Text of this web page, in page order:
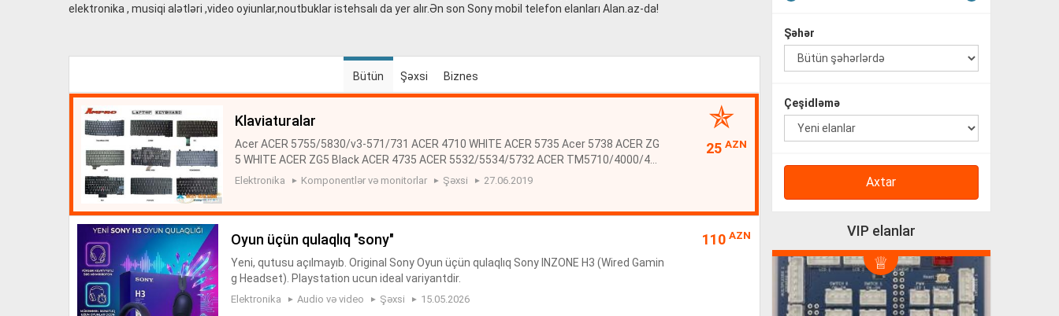
Şəhər
Çeşidləmə
Axtar
VIP elanlar
elektronika , musiqi alətləri ,video oyiunlar,noutbuklar istehsalı da yer alır.Ən son Sony mobil telefon elanları Alan.az-da!
Bütün Şəxsi Biznes
klaviaturalar
Acer ACER 5755/5830/v3-571/731 ACER 4710 WHITE ACER 5735 Acer 5738 ACER ZG
5 WHITE ACER ZG5 Black ACER 4735 ACER 5532/5534/5732 ACER TM5710/4000/42
00 ACER D255 ACER 3100 ACER 751/722 WHITE ACER 751/722 Black ACER TM3260
Elektronika Komponentlər və monitorlar Şəxsi 27.06.2019
25 AZN
oyun üçün qulaqlıq "sony"
Yeni, qutusu açılmayıb. Original Sony Oyun üçün qulaqlıq Sony INZONE H3 (Wired Gamin
g Headset). Playstation ucun ideal variyantdir.
Elektronika Audio və video Şəxsi 15.05.2026
110 AZN